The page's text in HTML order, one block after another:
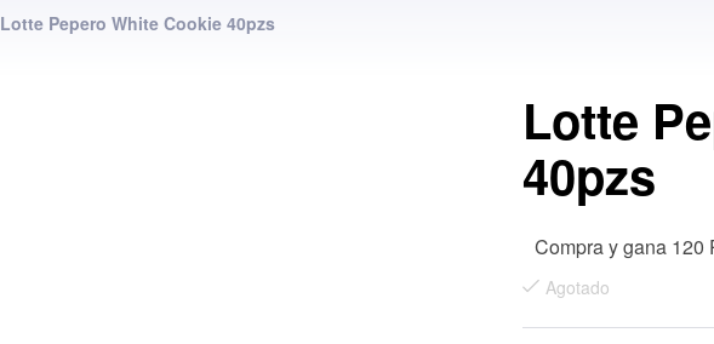
Lotte Pepero White Cookie 40pzs
Lotte
40pzs
Compra y gana 120
Agotado